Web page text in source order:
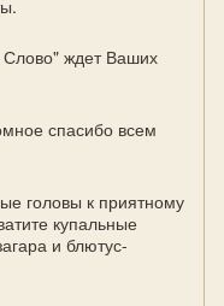
ждет Ваших
спасибо всем
головы к приятному
купальные
и блютус-